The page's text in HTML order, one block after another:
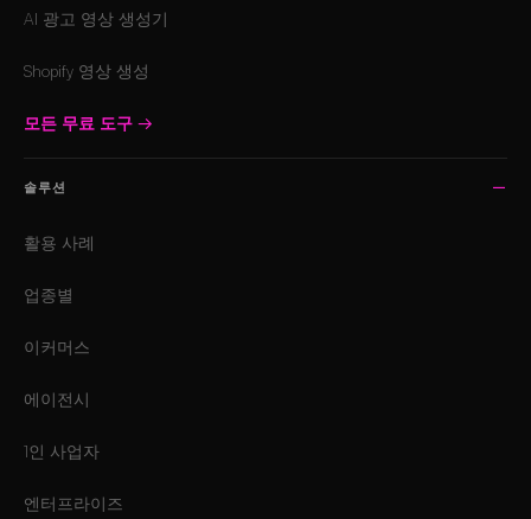
AI 광고 영상 생성기
Shopify 영상 생성
모든 무료 도구 →
솔루션
활용 사례
업종별
이커머스
에이전시
1인 사업자
엔터프라이즈